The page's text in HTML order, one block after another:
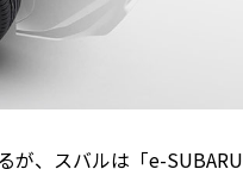
が、スバルは「e-SUBARU